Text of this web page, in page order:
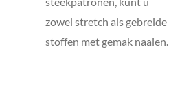
zowel stretch als gebreide
stoffen met gemak naaien.